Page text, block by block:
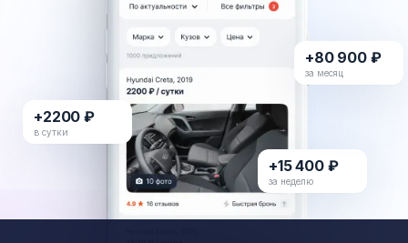
+2200 ₽
в сутки
+15 400 ₽
за неделю
+80 900 ₽
за месяц